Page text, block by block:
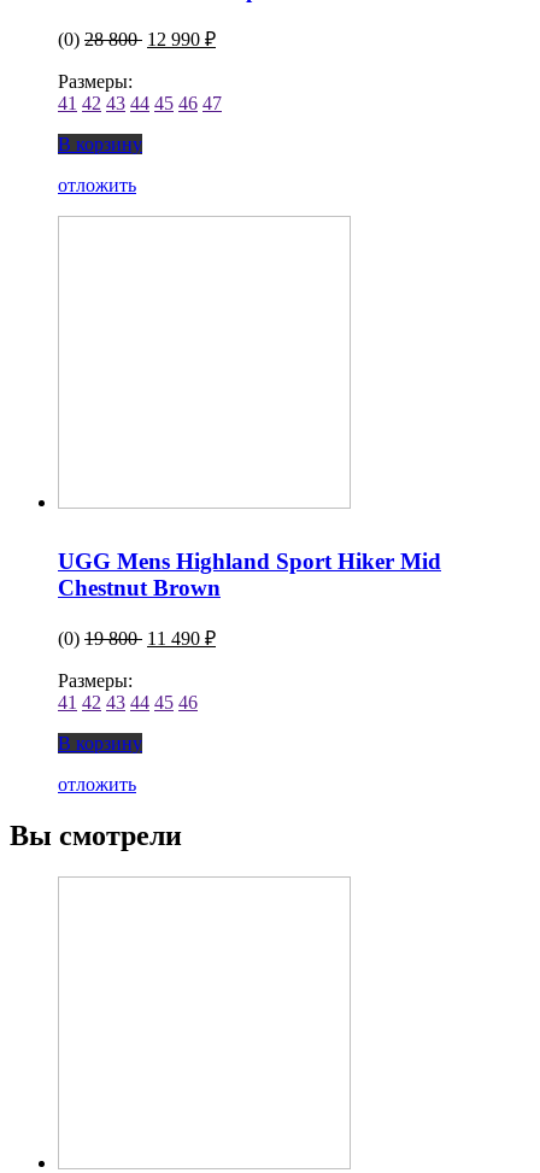
(0) 28 800 12 990 ₽
Размеры:
41 42 43 44 45 46 47
В корзину
отложить
UGG Mens Highland Sport Hiker Mid
Chestnut Brown
(0) 19 800 11 490 ₽
Размеры:
41 42 43 44 45 46
В корзину
отложить
Вы смотрели